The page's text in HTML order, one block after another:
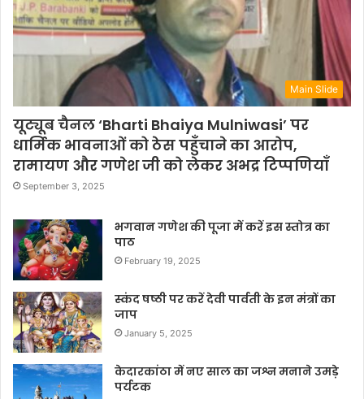
Main Slide
यूट्यूब चैनल ‘Bharti Bhaiya Mulniwasi’ पर
धार्मिक भावनाओं को ठेस पहुँचाने का आरोप,
रामायण और गणेश जी को लेकर अभद्र टिप्पणियाँ
September 3, 2025
भगवान गणेश की पूजा में करें इस स्तोत्र का
पाठ
February 19, 2025
स्कंद षष्ठी पर करें देवी पार्वती के इन मंत्रों का
जाप
January 5, 2025
केदारकांठा में नए साल का जश्न मनाने उमड़े
पर्यटक